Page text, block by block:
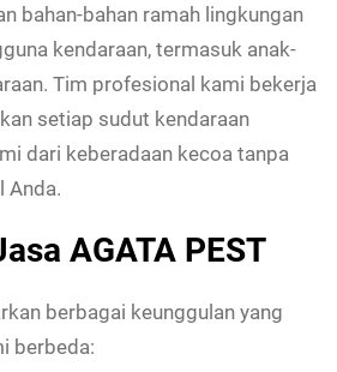
bahan-bahan ramah lingkungan
kendaraan, termasuk anak-
Tim profesional kami bekerja
setiap sudut kendaraan
dari keberadaan kecoa tanpa
Anda.
AGATA PEST
berbagai keunggulan yang
berbeda: